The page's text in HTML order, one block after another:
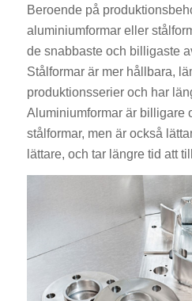
Beroende på
aluminiumformar eller
de snabbaste och billigaste
Stålformar är mer hållbara,
produktionsserier och har
Aluminiumformar är billigare
stålformar, men är också
lättare, och tar längre tid att